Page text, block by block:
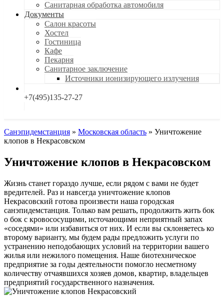
Санитарная обработка автомобиля
Документы
Салон красоты
Хостел
Гостиница
Кафе
Пекарня
Санитарное заключение
Источники ионизирующего излучения
+7(495)135-27-27
Санэпидемстанция » Московская область » Уничтожение
клопов в Некрасовском
Уничтожение клопов в Некрасовском
Жизнь станет гораздо лучше, если рядом с вами не будет
вредителей. Раз и навсегда уничтожение клопов
Некрасовский готова произвести наша городская
санэпидемстанция. Только вам решать, продолжить жить бок
о бок с кровососущими, источающими неприятный запах
«соседями» или избавиться от них. И если вы склоняетесь ко
второму варианту, мы будем рады предложить услуги по
устранению неподобающих условий на территории вашего
жилья или нежилого помещения. Наше биотехническое
предприятие за годы деятельности помогло несметному
количеству отчаявшихся хозяев домов, квартир, владельцев
предприятий государственного назначения.